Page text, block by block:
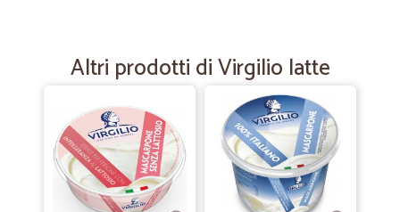
23/05/2022
—Livio E.
Ottimo venditore tutto perfetto consegna impeccabile
—Daniele B.
ECCELLENTE
Altri prodotti di Virgilio latte